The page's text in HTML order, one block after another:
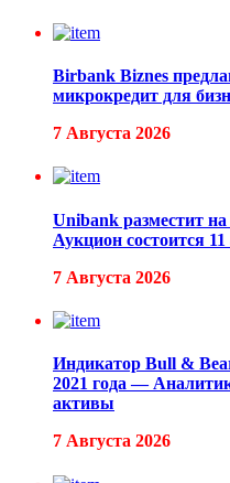
Birbank Biznes
микрокредит для
7 Августа 2026
Unibank разместит
Аукцион состоится 11
7 Августа 2026
Индикатор Bull &
2021 года —
активы
7 Августа 2026